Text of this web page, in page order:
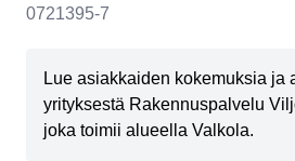
0721395-7
Lue asiakkaiden kokemuksia ja
yrityksestä Rakennuspalvelu
joka toimii alueella Valkola.